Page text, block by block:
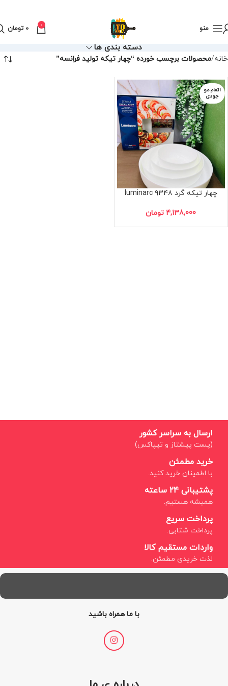
منو 0
0 تومان
دسته بندی ها
خانه محصولات برچسب خورده “چهار تیکه تولید فرانسه”
اتمام مو
جودی
چهار تیکه گرد luminarc ۹۳۴۸
4,138,000 تومان
ارسال به سراسر کشور
(پست پیشتاز و تیپاکس)
خرید مطمئن
با اطمینان خرید کنید.
پشتیبانی 24 ساعته
همیشه هستیم.
پرداخت سریع
پرداخت شتابی.
واردات مستقیم کالا
لذت خریدی مطمئن.
با ما همراه باشید